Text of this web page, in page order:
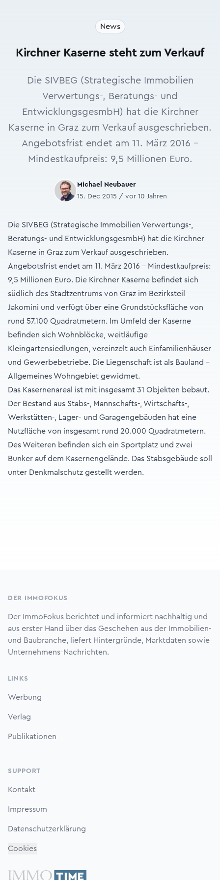
News
Kirchner Kaserne steht zum Verkauf
Die SIVBEG (Strategische Immobilien
Verwertungs-, Beratungs- und
EntwicklungsgesmbH) hat die Kirchner
Kaserne in Graz zum Verkauf ausgeschrieben.
Angebotsfrist endet am 11. März 2016 –
Mindestkaufpreis: 9,5 Millionen Euro.
Michael Neubauer
15. Dec 2015 / vor 10 Jahren
Die SIVBEG (Strategische Immobilien Verwertungs-,
Beratungs- und EntwicklungsgesmbH) hat die Kirchner
Kaserne in Graz zum Verkauf ausgeschrieben.
Angebotsfrist endet am 11. März 2016 – Mindestkaufpreis:
9,5 Millionen Euro. Die Kirchner Kaserne befindet sich
südlich des Stadtzentrums von Graz im Bezirksteil
Jakomini und verfügt über eine Grundstücksfläche von
rund 57.100 Quadratmetern. Im Umfeld der Kaserne
befinden sich Wohnblöcke, weitläufige
Kleingartensiedlungen, vereinzelt auch Einfamilienhäuser
und Gewerbebetriebe. Die Liegenschaft ist als Bauland –
Allgemeines Wohngebiet gewidmet.
Das Kasernenareal ist mit insgesamt 31 Objekten bebaut.
Der Bestand aus Stabs-, Mannschafts-, Wirtschafts-,
Werkstätten-, Lager- und Garagengebäuden hat eine
Nutzfläche von insgesamt rund 20.000 Quadratmetern.
Des Weiteren befinden sich ein Sportplatz und zwei
Bunker auf dem Kasernengelände. Das Stabsgebäude soll
unter Denkmalschutz gestellt werden.
DER IMMOFOKUS
Der ImmoFokus berichtet und informiert nachhaltig und
aus erster Hand über das Geschehen aus der Immobilien-
und Baubranche, liefert Hintergründe, Marktdaten sowie
Unternehmens-Nachrichten.
LINKS
Werbung
Verlag
Publikationen
SUPPORT
Kontakt
Impressum
Datenschutzerklärung
Cookies